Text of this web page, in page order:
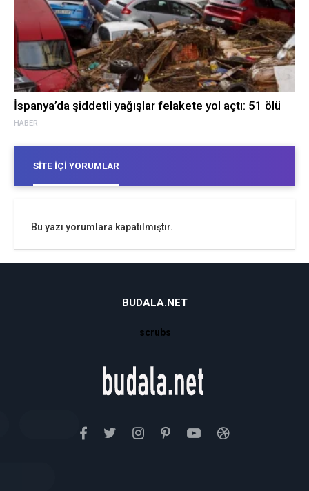
HABER
İspanya’da şiddetli yağışlar felakete yol açtı: 51 ölü
SITE İÇI YORUMLAR
Bu yazı yorumlara kapatılmıştır.
BUDALA.NET
scrubs